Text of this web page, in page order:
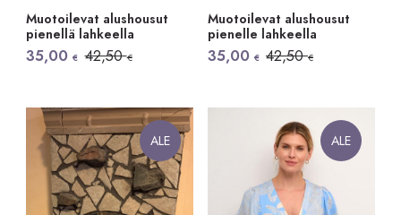
Muotoilevat alushousut
pienellä lahkeella
42,50€
Alkuperäinen
hinta
35,00€
Nykyinen
hinta
Muotoilevat alushousut
pienelle lahkeella
42,50€
Alkuperäinen
hinta
35,00 €
Nykyinen
hinta
ALE ALE